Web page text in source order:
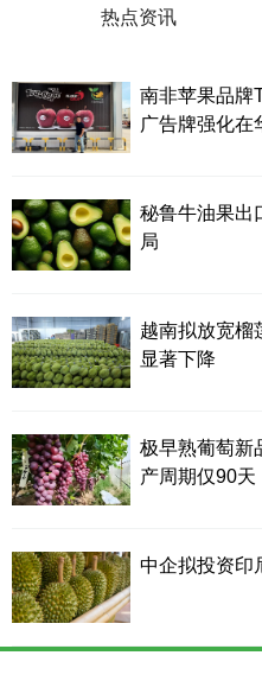
热点资讯
南非苹果品牌
广告牌强化在
秘鲁牛油果出
局
越南拟放宽榴
显著下降
极早熟葡萄新
产周期仅90天
中企拟投资印